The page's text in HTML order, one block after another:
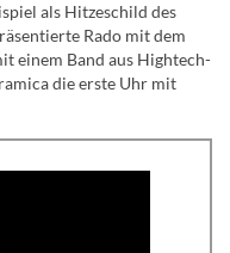
als Hitzeschild des
Rado mit dem
einem Band aus Hightech-
die erste Uhr mit